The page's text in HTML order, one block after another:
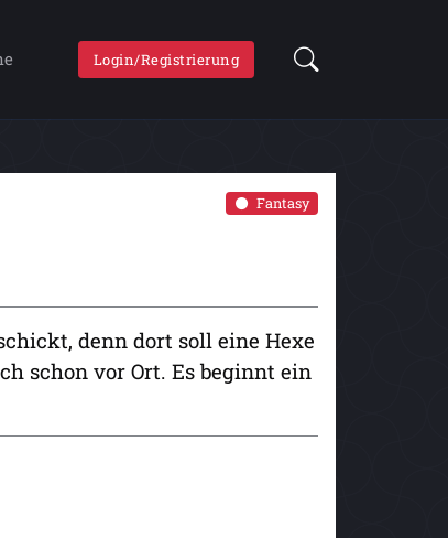
Login/Registrierung
Fantasy
denn dort soll eine Hexe
schon vor Ort. Es beginnt ein